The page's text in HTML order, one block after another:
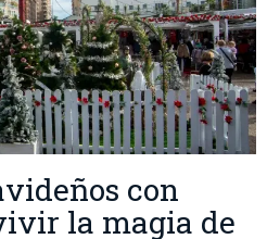
con
la magia de